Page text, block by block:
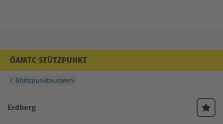
ÖAMTC STÜTZPUNKT